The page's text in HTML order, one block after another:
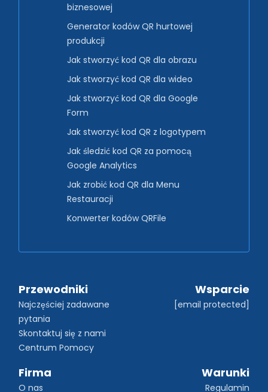
biznesowej
Generator kodów QR hurtowej
produkcji
Jak stworzyć kod QR dla obrazu
Jak stworzyć kod QR dla wideo
Jak stworzyć kod QR dla Google
Form
Jak stworzyć kod QR z logotypem
Jak śledzić kod QR za pomocą
Google Analytics
Jak zrobić kod QR dla Menu
Restauracji
Konwerter kodów QRFile
Przewodniki
Najczęściej zadawane
pytania
Skontaktuj się z nami
Centrum Pomocy
Wsparcie
[email protected]
Firma
O nas
Warunki
Regulamin